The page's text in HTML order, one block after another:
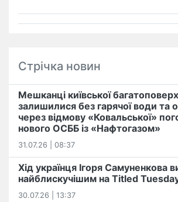
Стрічка новин
Мешканці київської
залишилися без гарячої води та
через відмову «Ковальської»
нового ОСББ із «Нафтогазом»
31.07.26 | 08:37
Хід українця Ігоря Самуненкова
найблискучішим на Titled
30.07.26 | 13:37